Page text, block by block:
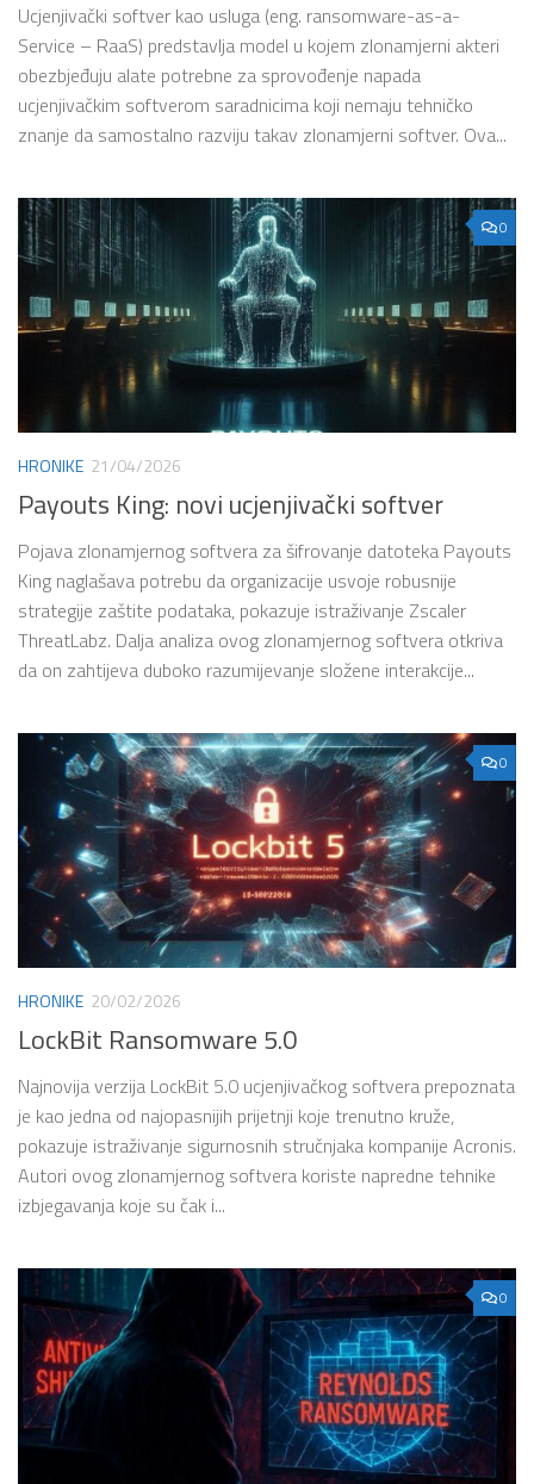
Ucjenjivački softver kao usluga (eng. ransomware-as-a-
Service – RaaS) predstavlja model u kojem zlonamjerni akteri
obezbjeđuju alate potrebne za sprovođenje napada
ucjenjivačkim softverom saradnicima koji nemaju tehničko
znanje da samostalno razviju takav zlonamjerni softver. Ova...
0
HRONIKE 21/04/2026
Payouts King: novi ucjenjivački softver
Pojava zlonamjernog softvera za šifrovanje datoteka Payouts
King naglašava potrebu da organizacije usvoje robusnije
strategije zaštite podataka, pokazuje istraživanje Zscaler
ThreatLabz. Dalja analiza ovog zlonamjernog softvera otkriva
da on zahtijeva duboko razumijevanje složene interakcije...
0
HRONIKE 20/02/2026
LockBit Ransomware 5.0
Najnovija verzija LockBit 5.0 ucjenjivačkog softvera prepoznata
je kao jedna od najopasnijih prijetnji koje trenutno kruže,
pokazuje istraživanje sigurnosnih stručnjaka kompanije Acronis.
Autori ovog zlonamjernog softvera koriste napredne tehnike
izbjegavanja koje su čak i...
0